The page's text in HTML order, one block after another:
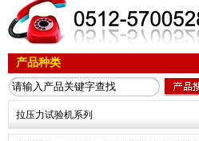
产品种类
拉压力试验机系列